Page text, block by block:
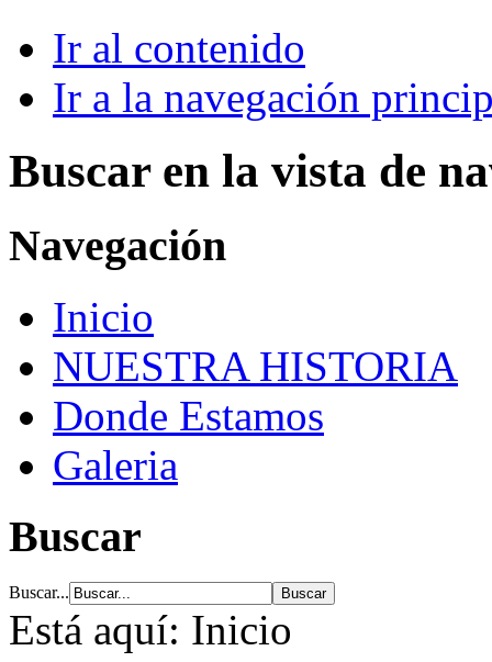
Ir al contenido
Ir a la navegación
Buscar en la vista de
Navegación
Inicio
NUESTRA HISTORIA
Donde Estamos
Galeria
Buscar
Buscar...
Está aquí: Inicio